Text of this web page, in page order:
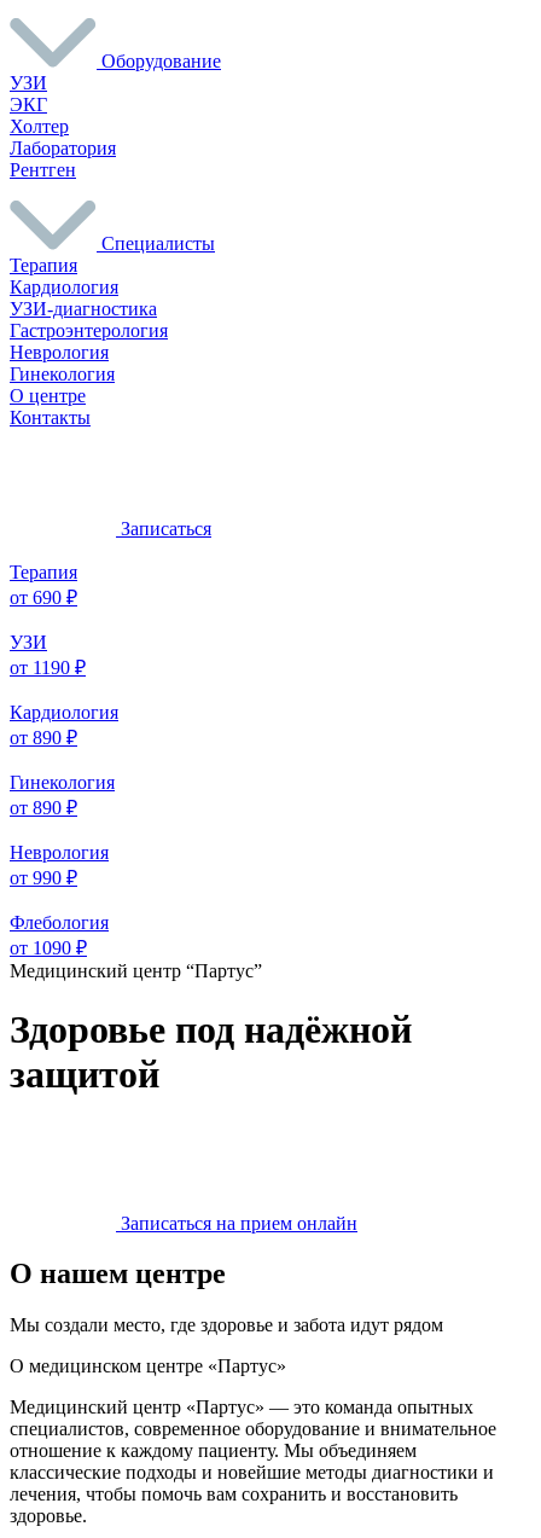
Оборудование
УЗИ
ЭКГ
Холтер
Лаборатория
Рентген
Специалисты
Терапия
Кардиология
УЗИ-диагностика
Гастроэнтерология
Неврология
Гинекология
О центре
Контакты
Записаться
Терапия
от 690 ₽
УЗИ
от 1190 ₽
Кардиология
от 890 ₽
Гинекология
от 890 ₽
Неврология
от 990 ₽
Флебология
от 1090 ₽
Медицинский центр “Партус”
Здоровье под надёжной
защитой
Записаться на прием онлайн
О нашем центре
Мы создали место, где здоровье и забота идут рядом
О медицинском центре «Партус»
Медицинский центр «Партус» — это команда опытных
специалистов, современное оборудование и внимательное
отношение к каждому пациенту. Мы объединяем
классические подходы и новейшие методы диагностики и
лечения, чтобы помочь вам сохранить и восстановить
здоровье.